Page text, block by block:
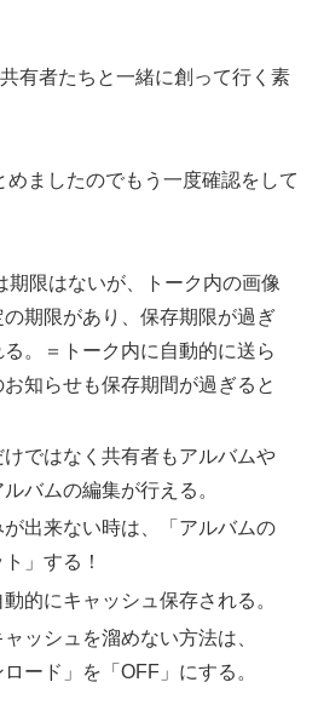
有者たちと一緒に創って行く素
ましたのでもう一度確認をして
期限はないが、トーク内の画像
期限があり、保存期限が過ぎ
。＝トーク内に自動的に送ら
知らせも保存期間が過ぎると
ではなく共有者もアルバムや
バムの編集が行える。
出来ない時は、「アルバムの
」する！
的にキャッシュ保存される。
ッシュを溜めない方法は、
ード」を「OFF」にする。